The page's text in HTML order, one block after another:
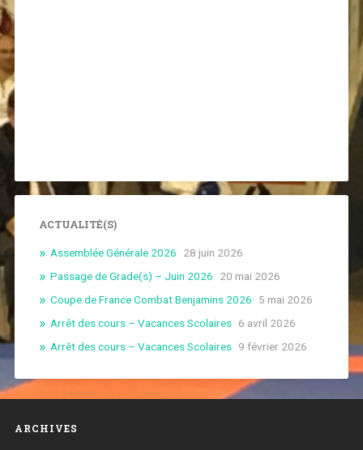
ACTUALITÉ(S)
Assemblée Générale 2026
28 juin 2026
Passage de Grade(s) – Juin 2026
20 mai 2026
Coupe de France Combat Benjamins 2026
5 mai 2026
Arrêt des cours – Vacances Scolaires 6 avril 2026
Arrêt des cours – Vacances Scolaires 9 février 2026
ARCHIVES